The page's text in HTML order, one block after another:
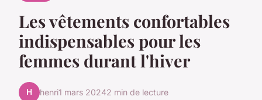
Les vêtements confortables
indispensables pour les
femmes durant l'hiver
H henri1 mars 20242 min de lecture